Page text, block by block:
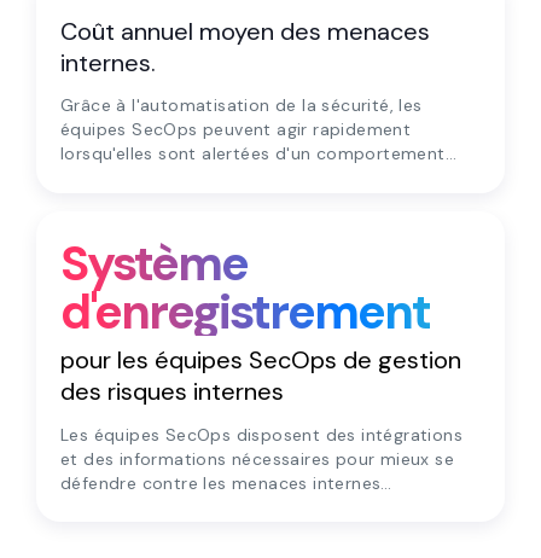
Coût annuel moyen des menaces
internes.
$13M
Grâce à l'automatisation de la sécurité, les
pour les équipes SecOps de gestion
des risques internes
Système
d'enregistrement
Les équipes SecOps disposent des intégrations